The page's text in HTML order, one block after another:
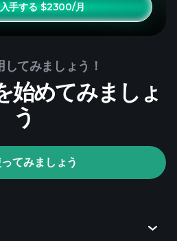
手する $2300/月
してみましょう！
めてみましょ
う
てみましょう